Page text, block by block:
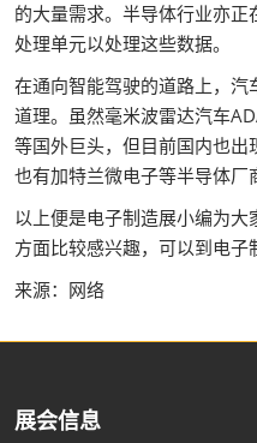
的大量需求。半导体行业亦
处理单元以处理这些数据。
在通向智能驾驶的道路上，
道理。虽然毫米波雷达汽车
等国外巨头，但目前国内也
也有加特兰微电子等半导体厂
以上便是电子制造展小编为
方面比较感兴趣，可以到电子
来源：网络
展会信息